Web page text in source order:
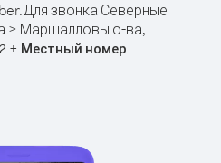
Для звонка Северные
> Маршалловы о-ва,
+ Местный номер